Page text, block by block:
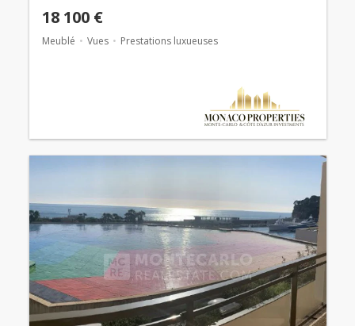
18 100 €
Meublé Vues Prestations luxueuses